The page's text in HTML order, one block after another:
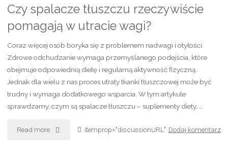
wieczór
panieński
i
kawalerski
–
jak
wybrać?"
Czy spalacze tłuszczu rzeczywiście
pomagają w utracie wagi?
Coraz więcej osób boryka się z problemem nadwagi i otyłości.
Zdrowe odchudzanie wymaga przemyślanego podejścia, które
obejmuje odpowiednią dietę i regularną aktywność fizyczną.
Jednak dla wielu z nas proces utraty tkanki tłuszczowej może być
trudny i wymaga dodatkowego wsparcia. W tym artykule
sprawdzamy, czym są spalacze tłuszczu – suplementy diety, …
Read more "Czy itemprop="discussionURL" Dodaj komentarz